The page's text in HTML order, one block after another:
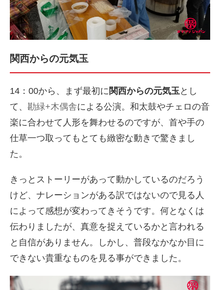
関西からの元気玉
14：00から、まず最初に関西からの元気玉とし
て、 勘緑+木偶舎による公演。和太鼓やチェロの音
楽に合わせて人形を舞わせるのですが、首や手の
仕草一つ取ってもとても緻密な動きで驚きまし
た。
きっとストーリーがあって動かしているのだろう
けど、ナレーションがある訳ではないので見る人
によって感想が変わってきそうです。何となくは
伝わりましたが、真意を捉えているかと言われる
と自信がありません。しかし、普段なかなか目に
できない貴重なものを見る事ができました。